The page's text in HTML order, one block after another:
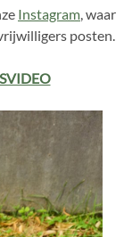
Instagram , waar
posten.